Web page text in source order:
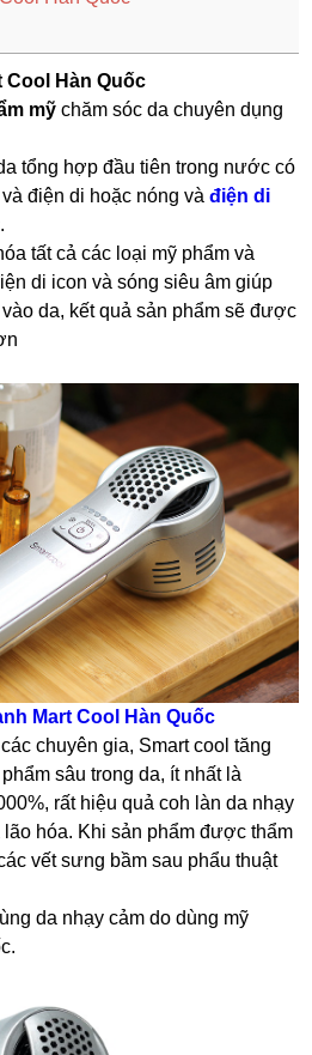
Cool Hàn Quốc
mỹ chăm sóc da chuyên dụng
tổng hợp đầu tiên trong nước có
điện di hoặc nóng và điện di
tất cả các loại mỹ phẩm và
di icon và sóng siêu âm giúp
da, kết quả sản phẩm sẽ được
Mart Cool Hàn Quốc
chuyên gia, Smart cool tăng
sâu trong da, ít nhất là
rất hiệu quả coh làn da nhạy
hóa. Khi sản phẩm được thẩm
vết sưng bầm sau phẩu thuật
da nhạy cảm do dùng mỹ